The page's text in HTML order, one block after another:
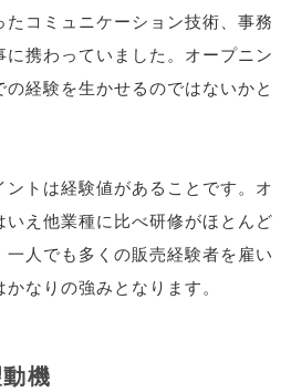
コミュニケーション技術、事務
携わっていました。オープニン
経験を生かせるのではないかと
トは経験値があることです。オ
え他業種に比べ研修がほとんど
人でも多くの販売経験者を雇い
なりの強みとなります。
機